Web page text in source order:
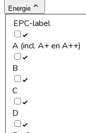
Energie
EPC-label
A (incl. A+ en A++)
B
C
D